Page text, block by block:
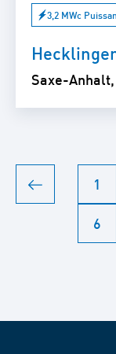
3,2 MWc
Saxe-
1
6